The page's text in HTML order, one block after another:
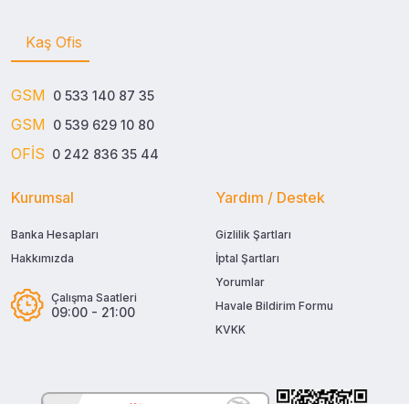
Kurumsal
Banka Hesapları
Hakkımızda
Çalışma Saatleri
09:00 - 21:00
Yardım / Destek
Gizlilik Şartları
İptal Şartları
Yorumlar
Havale Bildirim Formu
KVKK
Kaş Ofis
0 533 140 87 35
GSM
0 539 629 10 80
GSM
0 242 836 35 44
OFİS